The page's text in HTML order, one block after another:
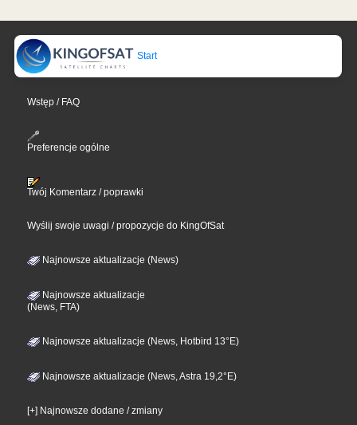
Start
Wstęp / FAQ
Preferencje ogólne
Twój Komentarz / poprawki
Wyślij swoje uwagi / propozycje do KingOfSat
Najnowsze aktualizacje (News)
Najnowsze aktualizacje
(News, FTA)
Najnowsze aktualizacje (News, Hotbird 13°E)
Najnowsze aktualizacje (News, Astra 19,2°E)
[+] Najnowsze dodane / zmiany